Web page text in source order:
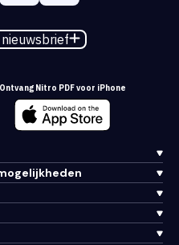
Ontvang Nitro PDF voor iPhone